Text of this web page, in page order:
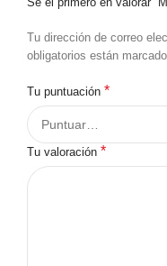
Tu dirección de correo
obligatorios están
Tu puntuación *
Tu valoración *